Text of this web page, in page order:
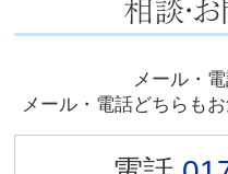
メール・
メール・電話どちらも